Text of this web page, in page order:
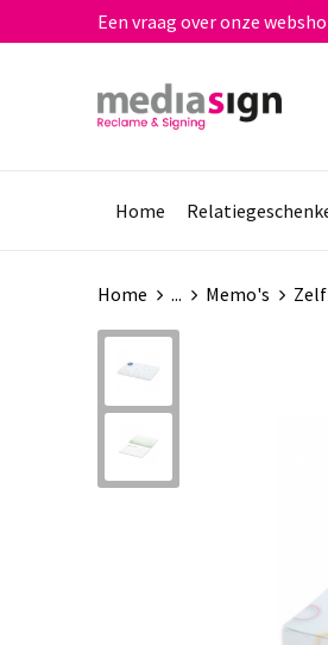
Een vraag over onze
Home
Home ... Memo's